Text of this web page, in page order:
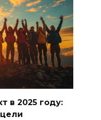
в 2025 году: